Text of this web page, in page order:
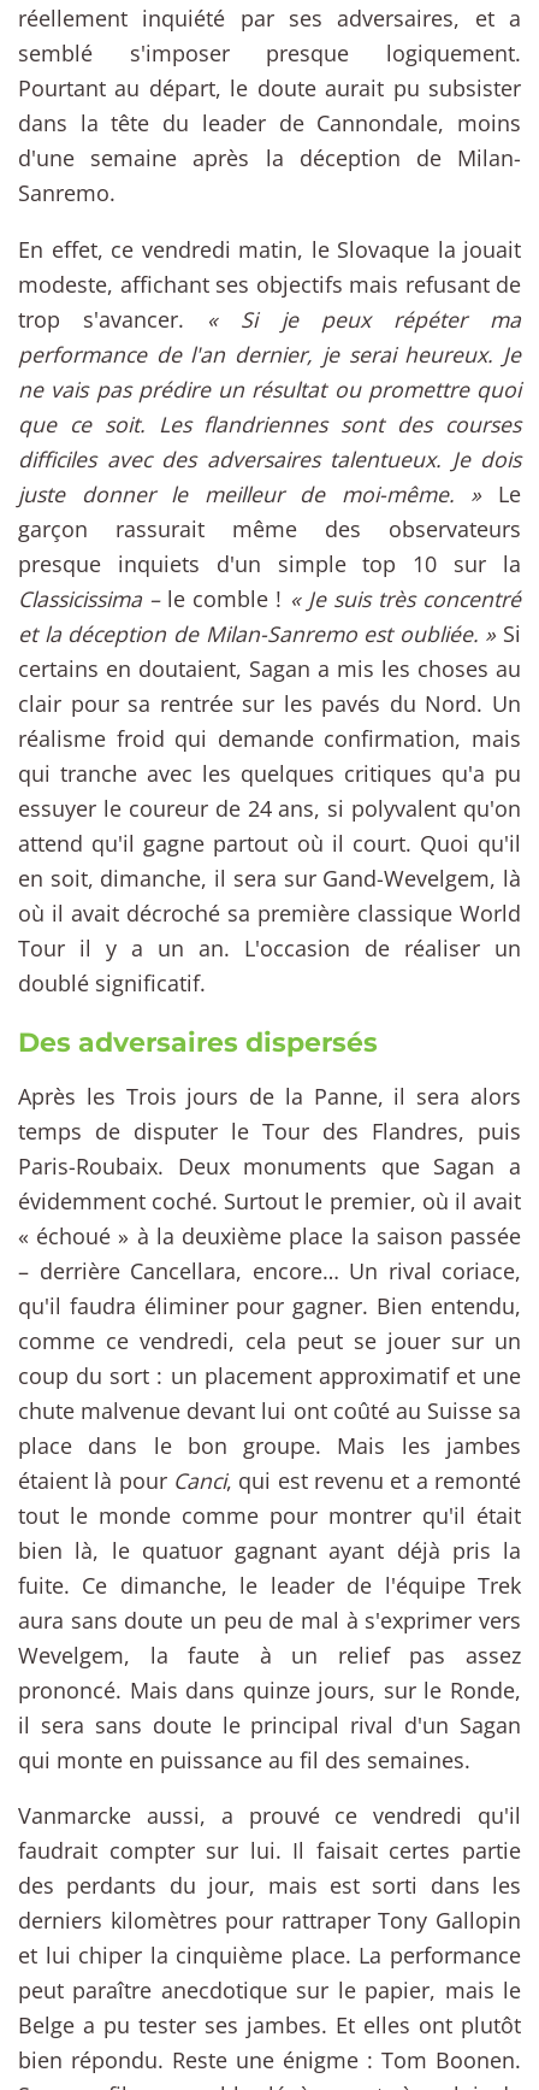
réellement inquiété par ses adversaires, et a
semblé s'imposer presque logiquement.
Pourtant au départ, le doute aurait pu subsister
dans la tête du leader de Cannondale, moins
d'une semaine après la déception de Milan-
Sanremo.
En effet, ce vendredi matin, le Slovaque la jouait
modeste, affichant ses objectifs mais refusant de
trop s'avancer. « Si je peux répéter ma
performance de l'an dernier, je serai heureux. Je
ne vais pas prédire un résultat ou promettre quoi
que ce soit. Les flandriennes sont des courses
difficiles avec des adversaires talentueux. Je dois
juste donner le meilleur de moi-même. » Le
garçon rassurait même des observateurs
presque inquiets d'un simple top 10 sur la
Classicissima – le comble ! « Je suis très concentré
et la déception de Milan-Sanremo est oubliée. » Si
certains en doutaient, Sagan a mis les choses au
clair pour sa rentrée sur les pavés du Nord. Un
réalisme froid qui demande confirmation, mais
qui tranche avec les quelques critiques qu'a pu
essuyer le coureur de 24 ans, si polyvalent qu'on
attend qu'il gagne partout où il court. Quoi qu'il
en soit, dimanche, il sera sur Gand-Wevelgem, là
où il avait décroché sa première classique World
Tour il y a un an. L'occasion de réaliser un
doublé significatif.
Des adversaires dispersés
Après les Trois jours de la Panne, il sera alors
temps de disputer le Tour des Flandres, puis
Paris-Roubaix. Deux monuments que Sagan a
évidemment coché. Surtout le premier, où il avait
« échoué » à la deuxième place la saison passée
– derrière Cancellara, encore… Un rival coriace,
qu'il faudra éliminer pour gagner. Bien entendu,
comme ce vendredi, cela peut se jouer sur un
coup du sort : un placement approximatif et une
chute malvenue devant lui ont coûté au Suisse sa
place dans le bon groupe. Mais les jambes
étaient là pour Canci, qui est revenu et a remonté
tout le monde comme pour montrer qu'il était
bien là, le quatuor gagnant ayant déjà pris la
fuite. Ce dimanche, le leader de l'équipe Trek
aura sans doute un peu de mal à s'exprimer vers
Wevelgem, la faute à un relief pas assez
prononcé. Mais dans quinze jours, sur le Ronde,
il sera sans doute le principal rival d'un Sagan
qui monte en puissance au fil des semaines.
Vanmarcke aussi, a prouvé ce vendredi qu'il
faudrait compter sur lui. Il faisait certes partie
des perdants du jour, mais est sorti dans les
derniers kilomètres pour rattraper Tony Gallopin
et lui chiper la cinquième place. La performance
peut paraître anecdotique sur le papier, mais le
Belge a pu tester ses jambes. Et elles ont plutôt
bien répondu. Reste une énigme : Tom Boonen.